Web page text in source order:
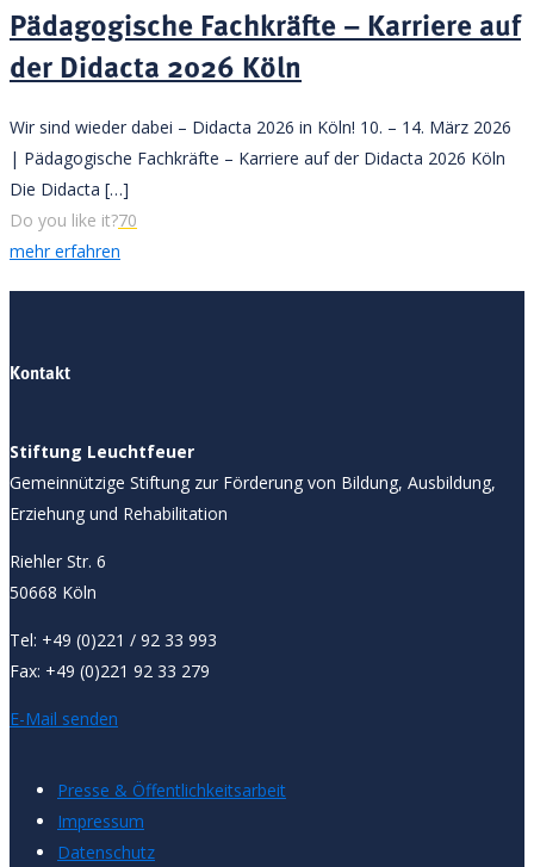
Pädagogische Fachkräfte – Karriere auf
der Didacta 2026 Köln
Wir sind wieder dabei – Didacta 2026 in Köln! 10. – 14. März 2026
| Pädagogische Fachkräfte – Karriere auf der Didacta 2026 Köln
Die Didacta […]
Do you like it?70
mehr erfahren
Kontakt
Stiftung Leuchtfeuer
Gemeinnützige Stiftung zur Förderung von Bildung, Ausbildung,
Erziehung und Rehabilitation
Riehler Str. 6
50668 Köln
Tel: +49 (0)221 / 92 33 993
Fax: +49 (0)221 92 33 279
E-Mail senden
Presse & Öffentlichkeitsarbeit
Impressum
Datenschutz